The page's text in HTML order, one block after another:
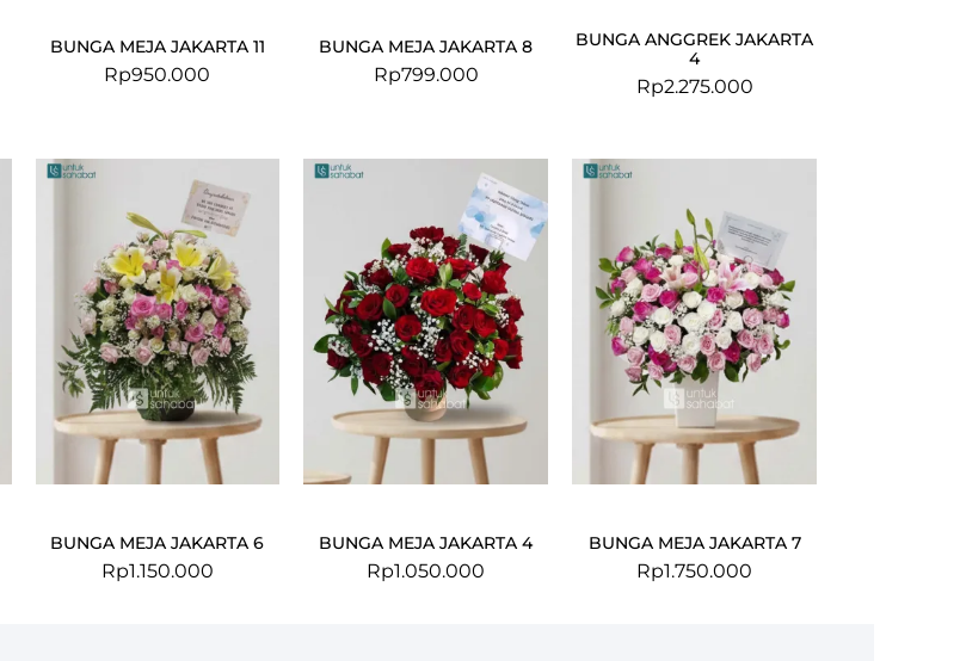
BUNGA MEJA JAKARTA 11
Rp950.000
BUNGA MEJA JAKARTA 8
Rp799.000
BUNGA ANGGREK JAKARTA
4
Rp2.275.000
BUNGA MEJA JAKARTA 6
Rp1.150.000
BUNGA MEJA JAKARTA 4
Rp1.050.000
BUNGA MEJA JAKARTA 7
Rp1.750.000